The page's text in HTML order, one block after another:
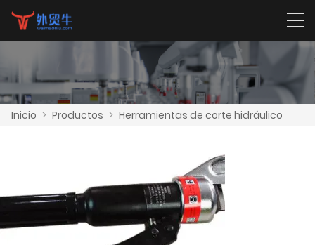
Inicio > Productos > Herramientas de corte hidráulico